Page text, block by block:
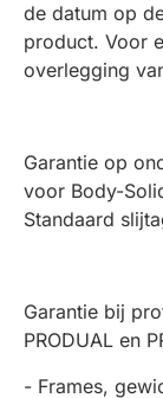
de datum op
product. Voor
overlegging
Garantie op
voor Body-
Standaard
Garantie bij
PRODUAL en
- Frames,